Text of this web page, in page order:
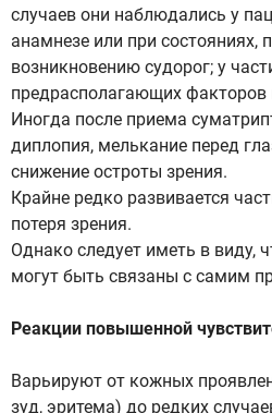
случаев они наблюдались у
анамнезе или при состояниях,
возникновению судорог; у
предрасполагающих
Иногда после приема
диплопия, мелькание перед
снижение остроты зрения.
Крайне редко развивается
потеря зрения.
Однако следует иметь в виду,
могут быть связаны с самим
Реакции повышенной
Варьируют от кожных
зуд, эритема) до редких